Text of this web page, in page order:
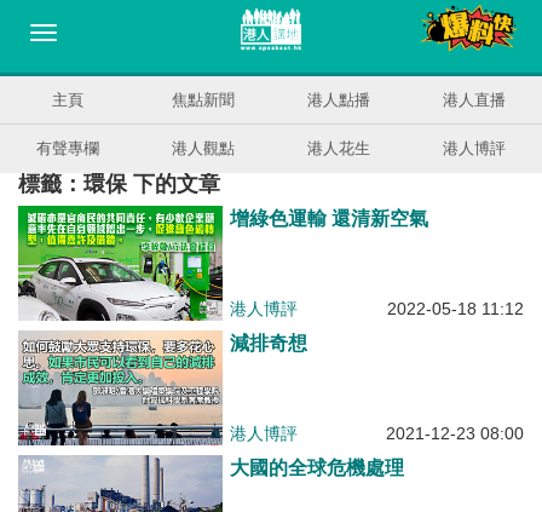
主頁 焦點新聞 港人點播 港人直播
有聲專欄 港人觀點 港人花生 港人博評
標籤：環保 下的文章
增綠色運輸 還清新空氣
港人博評 2022-05-18 11:12
減排奇想
港人博評 2021-12-23 08:00
大國的全球危機處理